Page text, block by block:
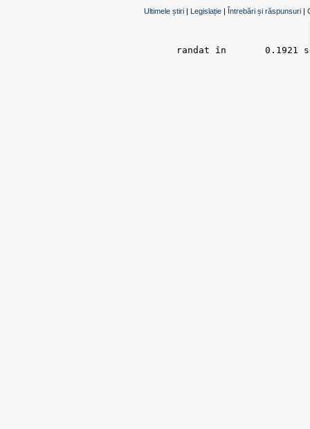
Ultimele știri | Legislație | Întrebări și răspunsuri |
randat în